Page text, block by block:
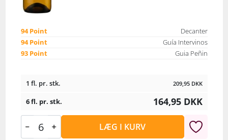
94 Point
Decanter
94 Point
Guía Intervinos
93 Point
Guia Peñin
1 fl. pr. stk. 209,95 DKK
6 fl. pr. stk. 164,95 DKK
LÆG I KURV